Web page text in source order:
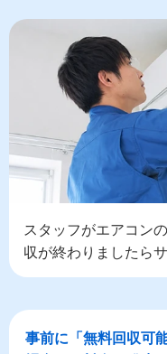
スタッフがエアコン
収が終わりましたら
事前に「無料回収可